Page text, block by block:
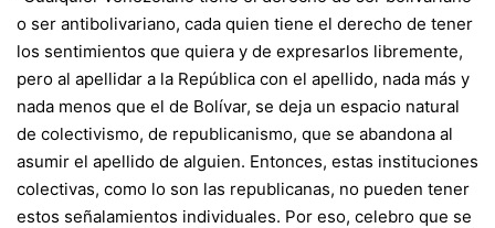
o ser antibolivariano, cada quien tiene el derecho de tener
los sentimientos que quiera y de expresarlos libremente,
pero al apellidar a la República con el apellido, nada más y
nada menos que el de Bolívar, se deja un espacio natural
de colectivismo, de republicanismo, que se abandona al
asumir el apellido de alguien. Entonces, estas instituciones
colectivas, como lo son las republicanas, no pueden tener
estos señalamientos individuales. Por eso, celebro que se